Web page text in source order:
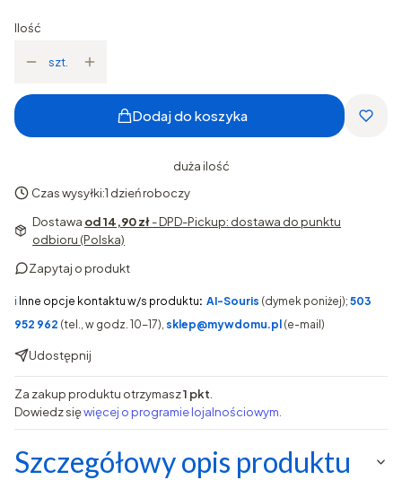
Ilość
szt.
Dodaj do koszyka
duża ilość
Czas wysyłki:1 dzień roboczy
Dostawa od 14,90 zł- DPD-Pickup: dostawa do punktu
odbioru (Polska)
Zapytaj o produkt
ℹ️ Inne opcje kontaktu w/s produktu: AI-Souris (dymek poniżej); 503
952 962 (tel., w godz. 10-17), sklep@mywdomu.pl (e-mail)
Udostępnij
Za zakup produktu otrzymasz1 pkt
Dowiedz sięwięcej o programie lojalnościowym.
Szczegółowy opis produktu